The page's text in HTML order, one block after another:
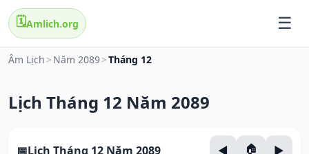
🗓️Amlich.org
Âm Lịch > Năm 2089>Tháng 12
Lịch Tháng 12 Năm 2089
Lịch Tháng 12 Năm 2089